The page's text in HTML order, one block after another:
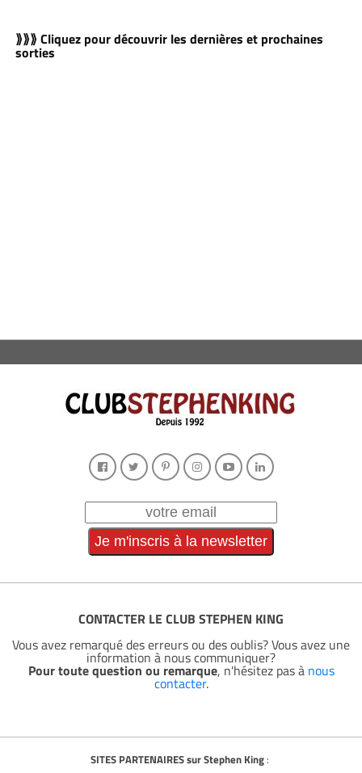
⟫⟫⟫ Cliquez pour découvrir les dernières et prochaines
sorties
CONTACTER LE CLUB STEPHEN KING
Vous avez remarqué des erreurs ou des oublis? Vous avez une
information à nous communiquer?
Pour toute question ou remarque, n'hésitez pas à nous
contacter.
SITES PARTENAIRES sur Stephen King: